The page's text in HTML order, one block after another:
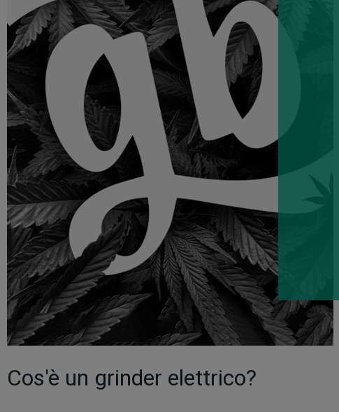
Cos'è un grinder elettrico?